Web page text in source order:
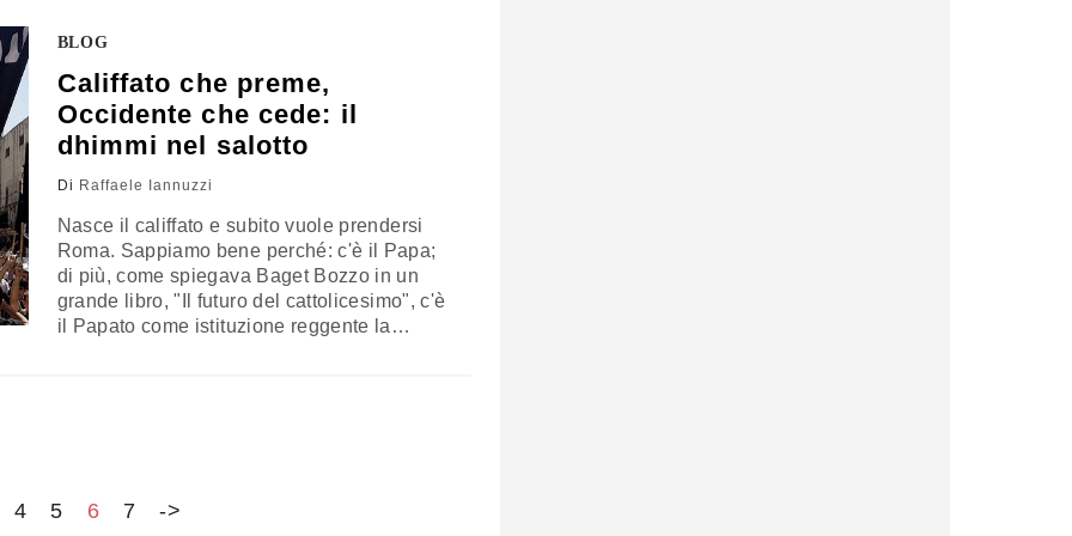
BLOG
Califfato che preme,
Occidente che cede: il
dhimmi nel salotto
Di Raffaele Iannuzzi
Nasce il califfato e subito vuole prendersi
Roma. Sappiamo bene perché: c'è il Papa;
di più, come spiegava Baget Bozzo in un
grande libro, "Il futuro del cattolicesimo", c'è
il Papato come istituzione reggente la
4 5 6 7 ->